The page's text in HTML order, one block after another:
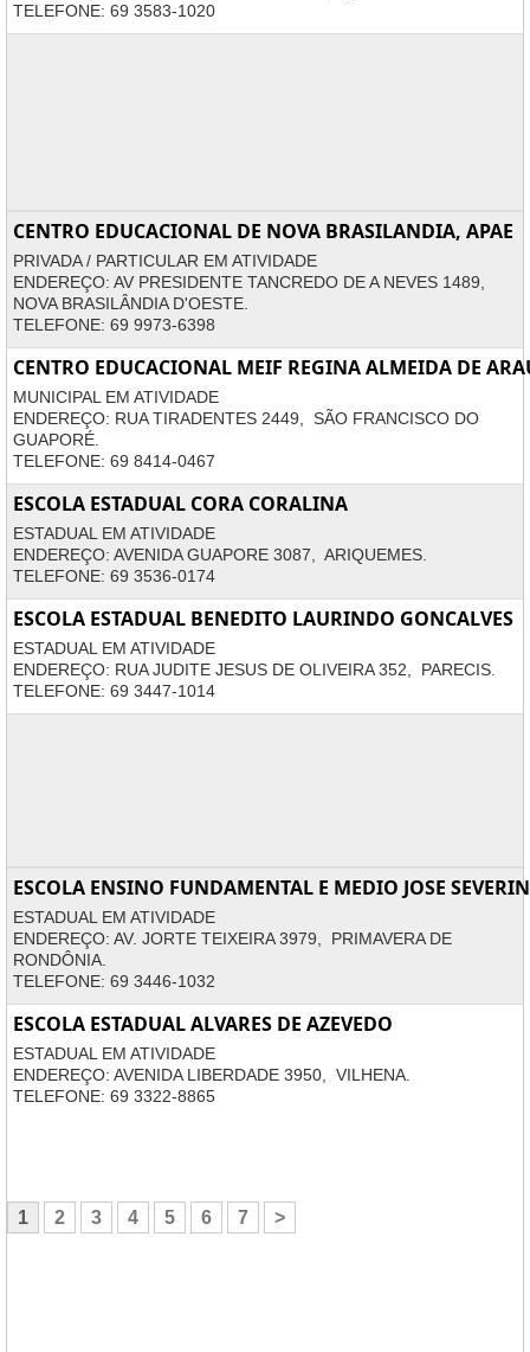
TELEFONE: 69 3583-1020
CENTRO EDUCACIONAL DE NOVA BRASILANDIA, APAE
PRIVADA / PARTICULAR EM ATIVIDADE
ENDEREÇO: AV PRESIDENTE TANCREDO DE A NEVES 1489,
NOVA BRASILÂNDIA D'OESTE.
TELEFONE: 69 9973-6398
CENTRO EDUCACIONAL MEIF REGINA ALMEIDA DE
MUNICIPAL EM ATIVIDADE
ENDEREÇO: RUA TIRADENTES 2449, SÃO FRANCISCO DO
GUAPORÉ.
TELEFONE: 69 8414-0467
ESCOLA ESTADUAL CORA CORALINA
ESTADUAL EM ATIVIDADE
ENDEREÇO: AVENIDA GUAPORE 3087, ARIQUEMES.
TELEFONE: 69 3536-0174
ESCOLA ESTADUAL BENEDITO LAURINDO GONCALVES
ESTADUAL EM ATIVIDADE
ENDEREÇO: RUA JUDITE JESUS DE OLIVEIRA 352, PARECIS.
TELEFONE: 69 3447-1014
ESCOLA ENSINO FUNDAMENTAL E MEDIO JOSE
ESTADUAL EM ATIVIDADE
ENDEREÇO: AV. JORTE TEIXEIRA 3979, PRIMAVERA DE
RONDÔNIA.
TELEFONE: 69 3446-1032
ESCOLA ESTADUAL ALVARES DE AZEVEDO
ESTADUAL EM ATIVIDADE
ENDEREÇO: AVENIDA LIBERDADE 3950, VILHENA.
TELEFONE: 69 3322-8865
1 2 3 4 5 6 7 >